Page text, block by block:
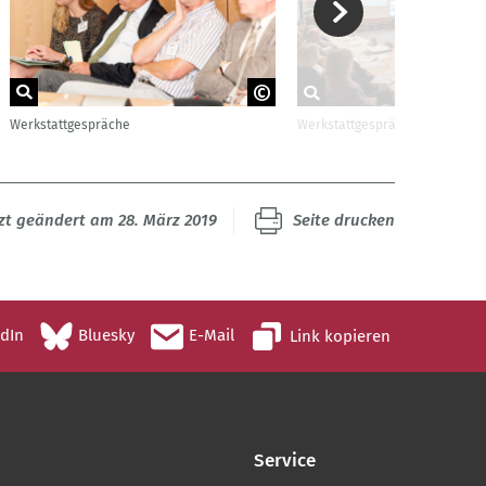
Fotograf: Oliver Volke
Werkstattgespräche Fotograf: Oliver Volke
Werkstattgespräche
geändert am 28. März 2019 Seite drucken
Bluesky E-Mail Link kopieren
Service